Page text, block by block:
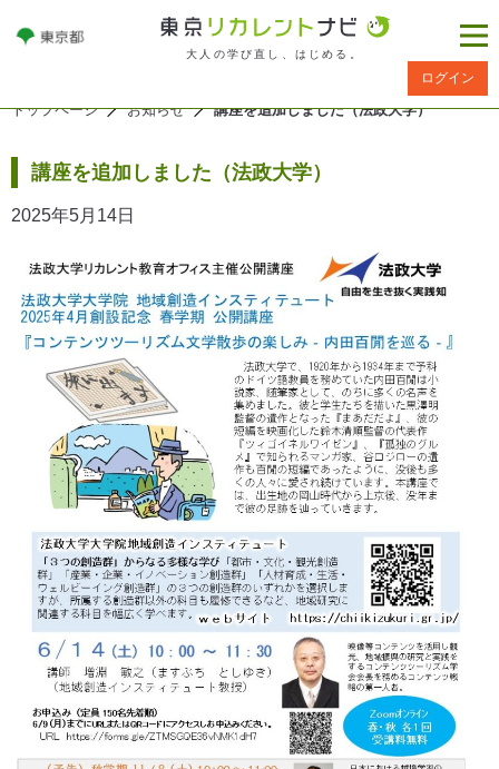
大人の学び直し、はじめる。
ログイン
トップページ お知らせ 講座を追加しました（法政大学）
講座を追加しました（法政大学）
2025年5月14日